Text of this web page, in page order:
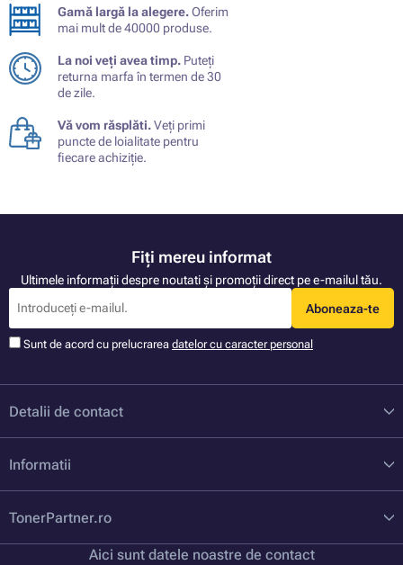
Gamă largă la alegere.Oferim
mai mult de 40000 produse.
La noi veți avea timp. Puteți
returna marfa în termen de 30
de zile.
Vă vom răsplăti.Veți primi
puncte de loialitate pentru
fiecare achiziție.
Fiți mereu informat
Ultimele informații despre noutati și promoții direct pe e-mailul tău.
Aboneaza-te
Sunt de acord cu prelucrarea datelor cu caracter personal
Detalii de contact
Informatii
TonerPartner.ro
Aici sunt datele noastre de contact